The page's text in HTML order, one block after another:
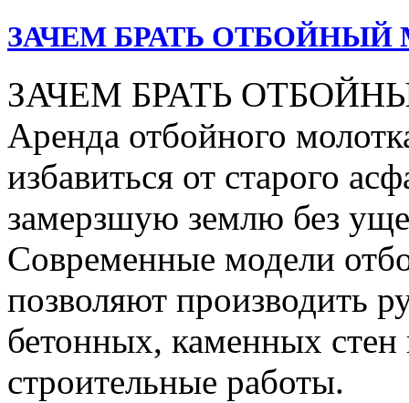
ЗАЧЕМ БРАТЬ ОТБОЙНЫЙ
ЗАЧЕМ БРАТЬ
Аренда отбойного
избавиться от старого
замерзшую землю без
Современные модели
позволяют производить
бетонных, каменных стен
строительные работы.